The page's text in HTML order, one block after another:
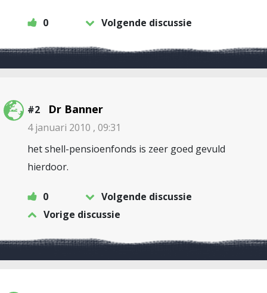
0 Volgende discussie
#2 Dr Banner
4 januari 2010 , 09:31
het shell-pensioenfonds is zeer goed gevuld
hierdoor.
0
Volgende discussie
Vorige discussie